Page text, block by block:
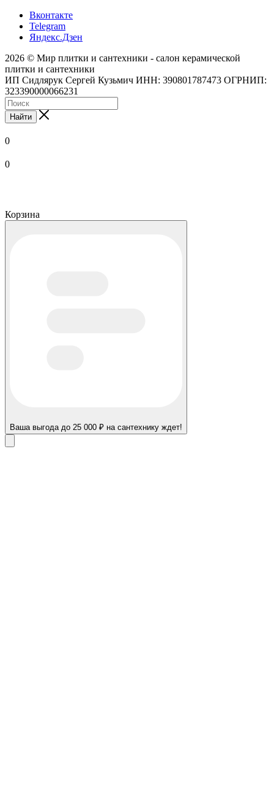
Вконтакте
Telegram
Яндекс.Дзен
2026 © Мир плитки и сантехники - салон керамической
плитки и сантехники
ИП Сидлярук Сергей Кузьмич ИНН: 390801787473 ОГРНИП:
323390000066231
Найти
0
0
Корзина
Ваша выгода до 25 000 ₽ на сантехнику ждет!